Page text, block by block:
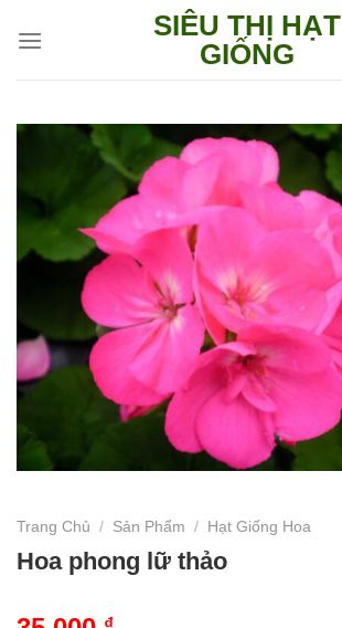
SIÊU THỊ HẠT
GIỐNG
Trang Chủ / Sản Phẩm / Hạt Giống Hoa
Hoa phong lữ thảo